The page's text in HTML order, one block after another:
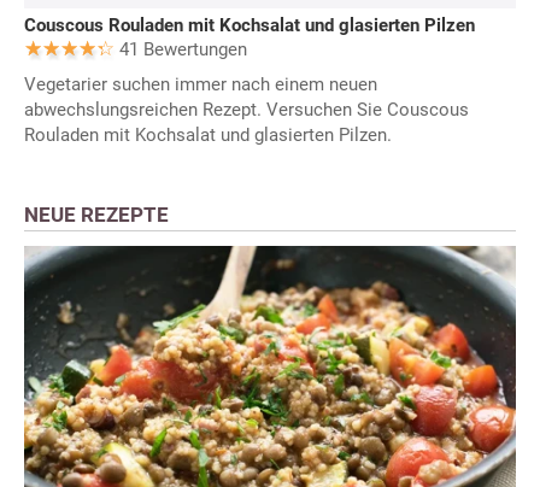
Couscous Rouladen mit Kochsalat und glasierten Pilzen
41 Bewertungen
Vegetarier suchen immer nach einem neuen
abwechslungsreichen Rezept. Versuchen Sie Couscous
Rouladen mit Kochsalat und glasierten Pilzen.
NEUE REZEPTE